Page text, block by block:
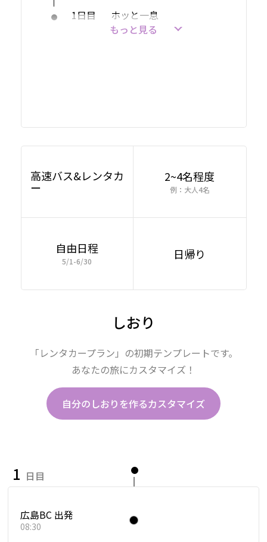
1日目 ホッと一息
高速バス&レンタカ
ー
2~4名程度
例：大人4名
自由日程
5/1-6/30 日帰り
しおり
「レンタカープラン」の初期テンプレートです。
あなたの旅にカスタマイズ！
自分のしおりを作るカスタマイズ
1 日目
広島BC 出発
08:30